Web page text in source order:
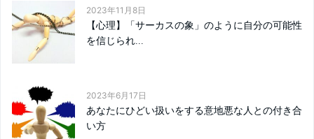
2023年11月8日
【心理】「サーカスの象」のように自分の可能性
を信じられ...
2023年6月17日
あなたにひどい扱いをする意地悪な人との付き合
い方